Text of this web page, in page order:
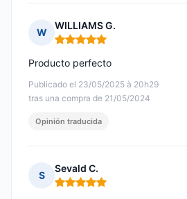
W
WILLIAMS G.
Nota: 5 de 5
Publicado el 23/05/2025 à 20h29
tras una compra de 21/05/2024
Producto perfecto
Opinión traducida
S
Sevald C.
Nota: 5 de 5